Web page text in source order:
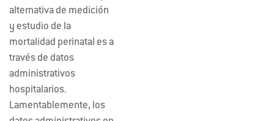
alternativa de medición
y estudio de la
mortalidad perinatal es a
través de datos
administrativos
hospitalarios.
Lamentablemente, los